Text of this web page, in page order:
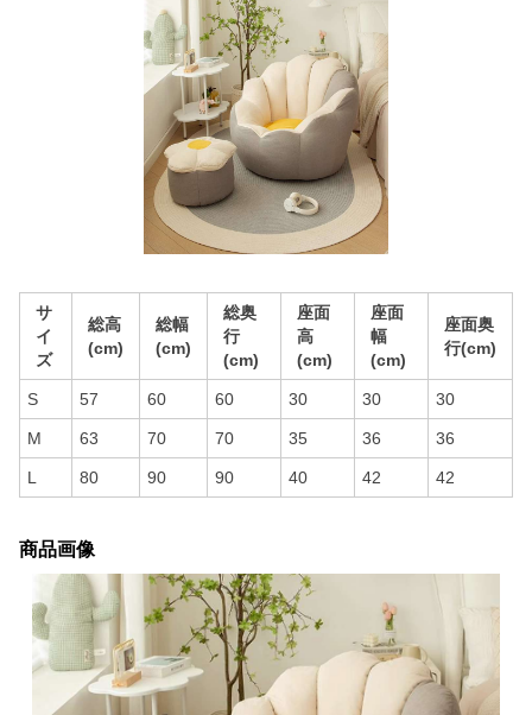
サ
イ
ズ
総高
(cm)
総幅
(cm)
総奥
行
(cm)
座面
高
(cm)
座面
幅
(cm)
座面奥
行(cm)
S 57 60 60 30 30 30
M 63 70 70 35 36 36
L 80 90 90 40 42 42
商品画像